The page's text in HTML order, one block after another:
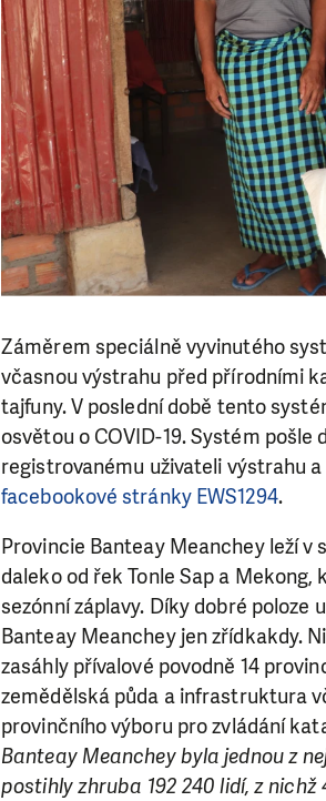
Záměrem speciálně vyvinutého
včasnou výstrahu před přírodními
tajfuny. V poslední době tento
osvětou o COVID-19. Systém pošle
registrovanému uživateli výstrahu
facebookové stránky EWS1294.
Provincie Banteay Meanchey leží v
daleko od řek Tonle Sap a
sezónní záplavy. Díky dobré poloze
Banteay Meanchey jen zřídkakdy.
zasáhly přívalové povodně 14
zemědělská půda a infrastruktura
provinčního výboru pro zvládání
Banteay Meanchey byla jednou z
postihly zhruba 192 240 lidí, z